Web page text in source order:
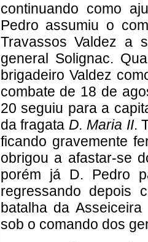
continuando como
Pedro assumiu o
Travassos Valdez a
general Solignac.
brigadeiro Valdez
combate de 18 de
20 seguiu para a
da fragata D. Maria II.
ficando gravemente
obrigou a afastar-se
porém já D. Pedro
regressando depois
batalha da
sob o comando dos